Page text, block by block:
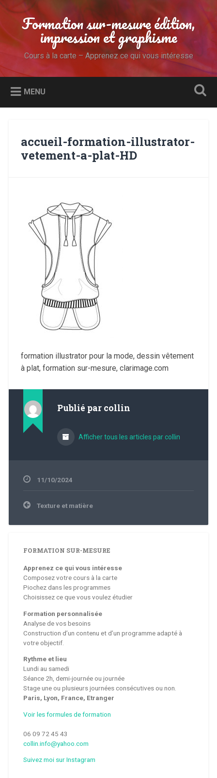
Accéder
au
contenu
principal
RechercheFormation sur-mesure édition,
impression et graphisme
Cours à la carte – Apprenez ce qui vous intéresse
MENU
accueil-formation-illustrator-
vetement-a-plat-HD
formation illustrator pour la mode, dessin vêtement
à plat, formation sur-mesure, clarimage.com
Publié par collin
Afficher tous les articles par collin
11/10/2024
Navigation
de
Texture et matière
FORMATION SUR-MESURE
Apprenez ce qui vous intéresse
Composez votre cours à la carte
Piochez dans les programmes
Choisissez ce que vous voulez étudier
Formation personnalisée
Analyse de vos besoins
Construction d’un contenu et d’un programme adapté à
votre objectif.
Rythme et lieu
Lundi au samedi
Séance 2h, demi-journée ou journée
Stage une ou plusieurs journées consécutives ou non.
Paris, Lyon, France, Etranger
Voir les formules de formation
06 09 72 45 43
collin.info@yahoo.com
Suivez moi sur Instagram